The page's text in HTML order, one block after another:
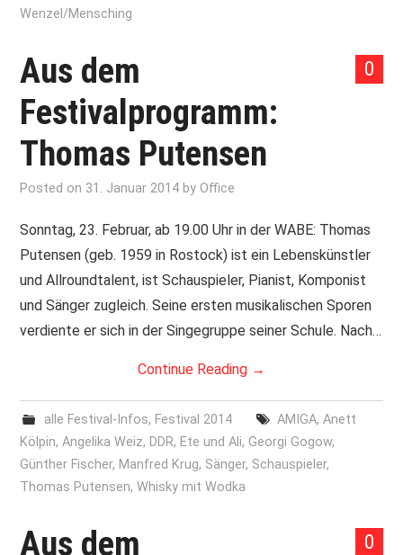
Wenzel/Mensching
0
Aus dem
Festivalprogramm:
Thomas Putensen
Posted on 31. Januar 2014 byOffice
Sonntag, 23. Februar, ab 19.00 Uhr in der WABE: Thomas
Putensen (geb. 1959 in Rostock) ist ein Lebenskünstler
und Allroundtalent, ist Schauspieler, Pianist, Komponist
und Sänger zugleich. Seine ersten musikalischen Sporen
verdiente er sich in der Singegruppe seiner Schule. Nach…
Continue Reading →
alle Festival-Infos, Festival 2014 AMIGA, Anett
Kölpin,Angelika Weiz, DDR, Ete und Ali,Georgi Gogow,
Günther Fischer, Manfred Krug, Sänger, Schauspieler,
Thomas Putensen,Whisky mit Wodka
0
Aus dem